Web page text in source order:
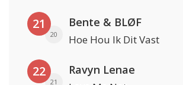
21
20
Bente & BLØF
Hoe Hou Ik Dit Vast
22
21
Ravyn Lenae